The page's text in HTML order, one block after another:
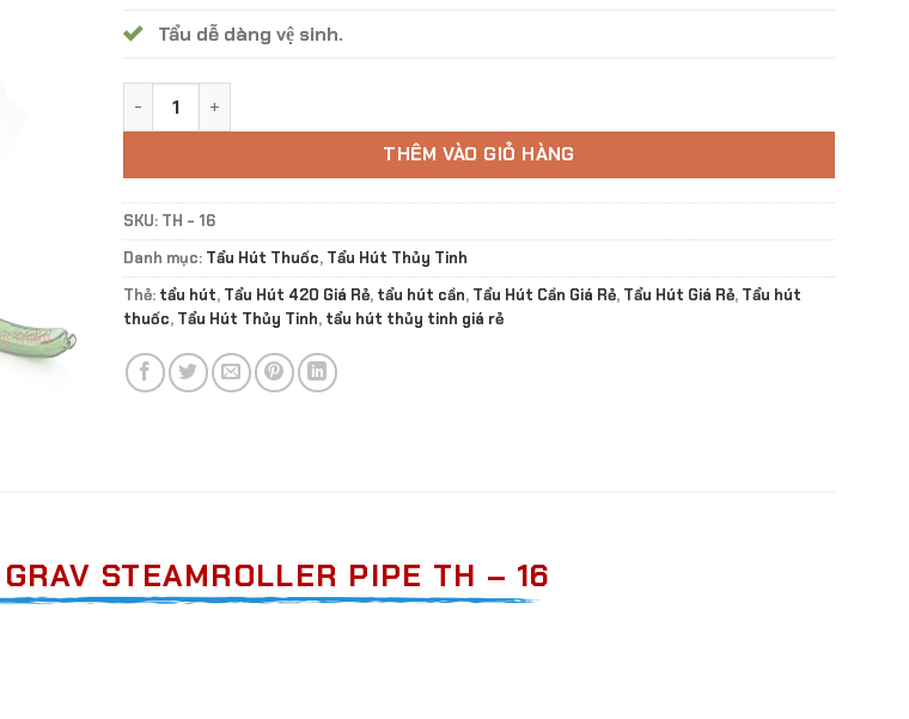
Tẩu dễ dàng vệ sinh.
THÊM VÀO GIỎ HÀNG
SKU: TH - 16
Danh mục: Tẩu Hút Thuốc, Tẩu Hút Thủy Tinh
Thẻ: tẩu hút, Tẩu Hút 420 Giá Rẻ, tẩu hút cần, Tẩu Hút Cần Giá Rẻ, Tẩu Hút Giá Rẻ, Tẩu hút
thuốc, Tẩu Hút Thủy Tinh, tẩu hút thủy tinh giá rẻ
STEAMROLLER PIPE TH – 16